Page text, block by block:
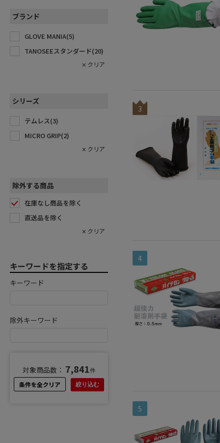
ブランド
GLOVE MANIA(5)
TANOSEEスタンダード(20)
シリーズ
テムレス(3)
MICRO GRIP(2)
除外する商品
在庫なし商品を除く
直送品を除く
キーワードを指定する
キーワード
除外キーワード
対象商品数： 7,841件
条件を全クリア
絞り込む
3
4
5